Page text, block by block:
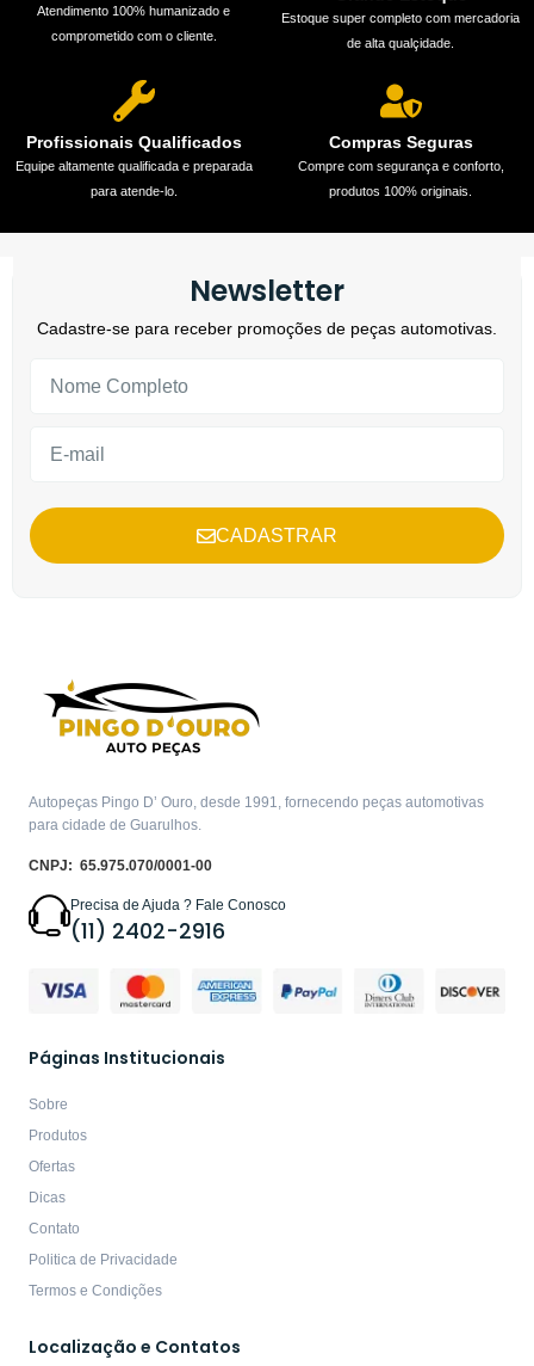
Atendimento 100% humanizado e
comprometido com o cliente.
Estoque super completo com mercadoria
de alta qualçidade.
Profissionais Qualificados
Equipe altamente qualificada e preparada
para atende-lo.
Compras Seguras
Compre com segurança e conforto,
produtos 100% originais.
Newsletter
Cadastre-se para receber promoções de peças automotivas.
CADASTRAR
Autopeças Pingo D’ Ouro, desde 1991, fornecendo peças automotivas
para cidade de Guarulhos.
CNPJ: 65.975.070/0001-00
Precisa de Ajuda ? Fale Conosco
(11) 2402-2916
Páginas Institucionais
Sobre
Produtos
Ofertas
Dicas
Contato
Politica de Privacidade
Termos e Condições
Localização e Contatos